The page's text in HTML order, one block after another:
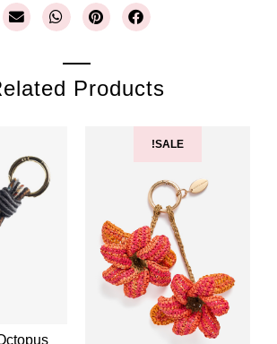
Products
SALE!